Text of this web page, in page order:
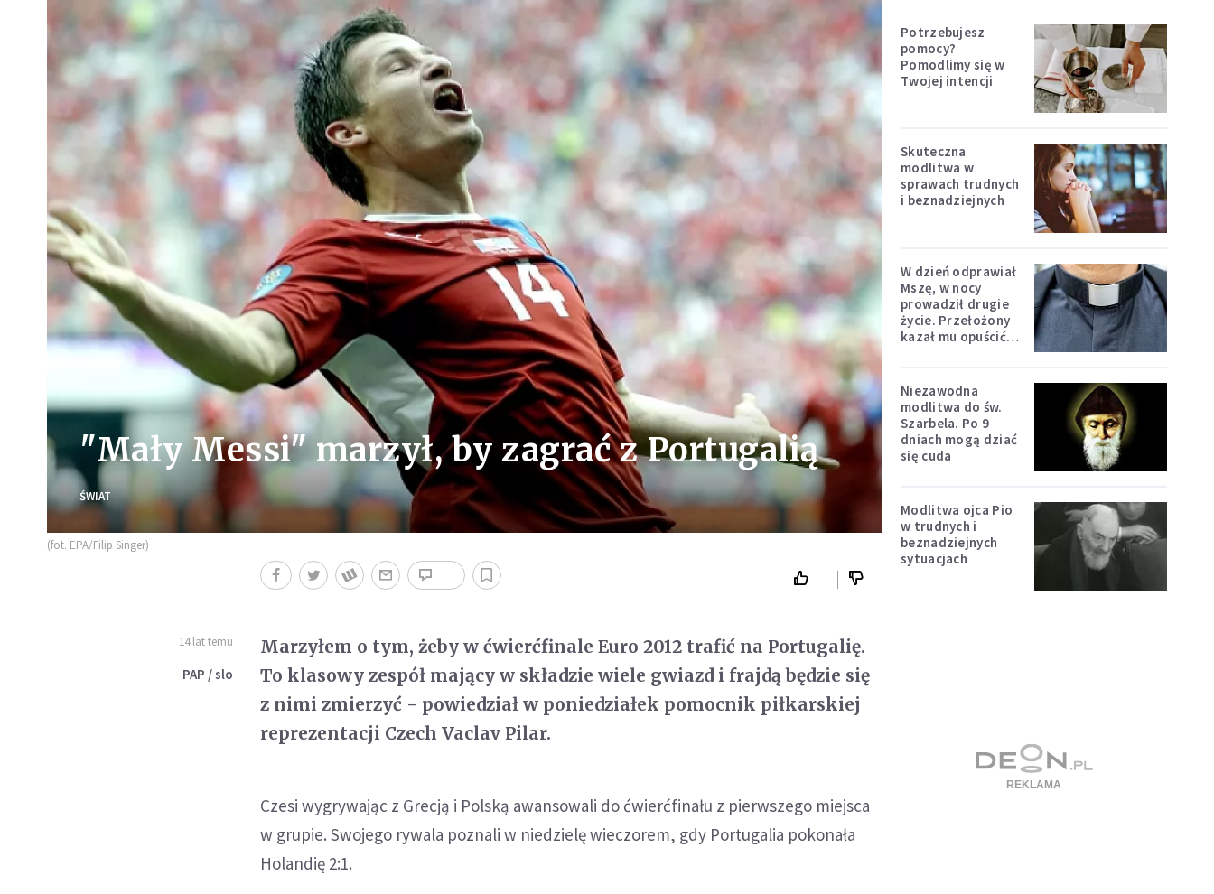
"Mały Messi" marzył, by zagrać z Portugalią
ŚWIAT
(fot. EPA/Filip Singer)
14 lat temu
PAP / slo
Marzyłem o tym, żeby w ćwierćfinale Euro 2012 trafić na Portugalię.
To klasowy zespół mający w składzie wiele gwiazd i frajdą będzie się
z nimi zmierzyć - powiedział w poniedziałek pomocnik piłkarskiej
reprezentacji Czech Vaclav Pilar.
Czesi wygrywając z Grecją i Polską awansowali do ćwierćfinału z pierwszego miejsca
w grupie. Swojego rywala poznali w niedzielę wieczorem, gdy Portugalia pokonała
Holandię 2:1.
Potrzebujesz
pomocy?
Pomodlimy się w
Twojej intencji
Skuteczna
modlitwa w
sprawach trudnych
i beznadziejnych
W dzień odprawiał
Mszę, w nocy
prowadził drugie
życie. Przełożony
kazał mu opuścić
Niezawodna
modlitwa do św.
Szarbela. Po 9
dniach mogą dziać
się cuda
Modlitwa ojca Pio
w trudnych i
beznadziejnych
sytuacjach